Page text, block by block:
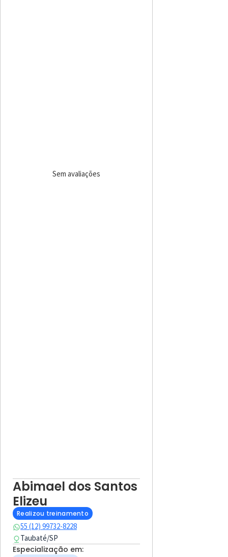
Sem avaliações
Abimael dos Santos
Elizeu
Realizou treinamento
55 (12) 99732-8228
Taubaté/SP
Especialização em: